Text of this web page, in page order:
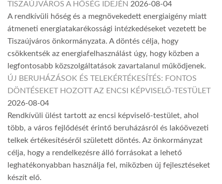
TISZAÚJVÁROS A HŐSÉG IDEJÉN 2026-08-04
A rendkívüli hőség és a megnövekedett energiaigény miatt
átmeneti energiatakarékossági intézkedéseket vezetett be
Tiszaújváros önkormányzata. A döntés célja, hogy
csökkentsék az energiafelhasználást úgy, hogy közben a
legfontosabb közszolgáltatások zavartalanul működjenek.
ÚJ BERUHÁZÁSOK ÉS TELEKÉRTÉKESÍTÉS: FONTOS
DÖNTÉSEKET HOZOTT AZ ENCSI KÉPVISELŐ-TESTÜLET
2026-08-04
Rendkívüli ülést tartott az encsi képviselő-testület, ahol
több, a város fejlődését érintő beruházásról és lakóövezeti
telkek értékesítéséről született döntés. Az önkormányzat
célja, hogy a rendelkezésre álló forrásokat a lehető
leghatékonyabban használja fel, miközben új fejlesztéseket
készít elő.